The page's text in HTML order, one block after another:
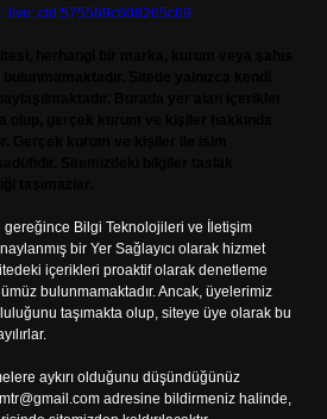
live:.cid.575569c608265c69
gereğince Bilgi Teknolojileri ve İletişim
bir Yer Sağlayıcı olarak hizmet
içerikleri proaktif olarak denetleme
bulunmamaktadır. Ancak, üyelerimiz
taşımakta olup, siteye üye olarak bu
aykırı olduğunu düşündüğünüz
adresine bildirmeniz halinde,